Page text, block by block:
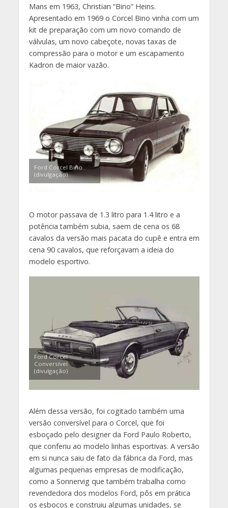
Mans em 1963, Christian “Bino” Heins.
Apresentado em 1969 o Corcel Bino vinha com um
kit de preparação com um novo comando de
válvulas, um novo cabeçote, novas taxas de
compressão para o motor e um escapamento
Kadron de maior vazão.
Ford Corcel Bino
(divulgação)
O motor passava de 1.3 litro para 1.4 litro e a
potência também subia, saem de cena os 68
cavalos da versão mais pacata do cupê e entra em
cena 90 cavalos, que reforçavam a ideia do
modelo esportivo.
Ford Corcel
Conversível
(divulgação)
Além dessa versão, foi cogitado também uma
versão conversível para o Corcel, que foi
esboçado pelo designer da Ford Paulo Roberto,
que conferiu ao modelo linhas esportivas. A versão
em si nunca saiu de fato da fábrica da Ford, mas
algumas pequenas empresas de modificação,
como a Sonnervig que também trabalha como
revendedora dos modelos Ford, pôs em prática
os esboços e construiu algumas unidades, se